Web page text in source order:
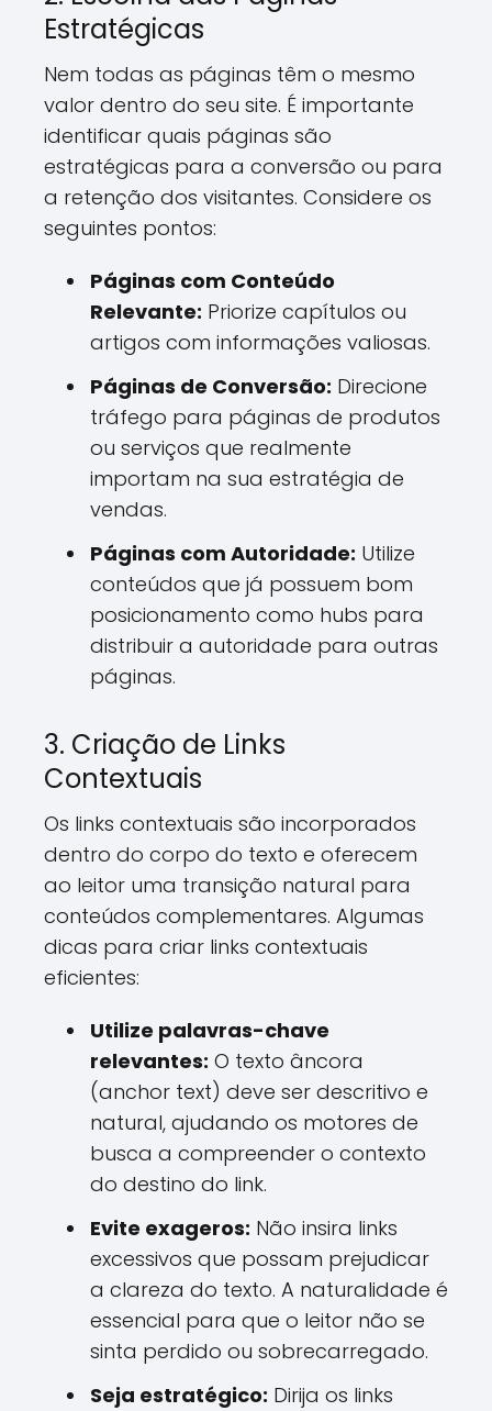
Estratégicas
Nem todas as páginas têm o mesmo
valor dentro do seu site. É importante
identificar quais páginas são
estratégicas para a conversão ou para
a retenção dos visitantes. Considere os
seguintes pontos:
Páginas com Conteúdo
Relevante: Priorize capítulos ou
artigos com informações valiosas.
Páginas de Conversão: Direcione
tráfego para páginas de produtos
ou serviços que realmente
importam na sua estratégia de
vendas.
Páginas com Autoridade: Utilize
conteúdos que já possuem bom
posicionamento como hubs para
distribuir a autoridade para outras
páginas.
3. Criação de Links
Contextuais
Os links contextuais são incorporados
dentro do corpo do texto e oferecem
ao leitor uma transição natural para
conteúdos complementares. Algumas
dicas para criar links contextuais
eficientes:
Utilize palavras-chave
relevantes: O texto âncora
(anchor text) deve ser descritivo e
natural, ajudando os motores de
busca a compreender o contexto
do destino do link.
Evite exageros: Não insira links
excessivos que possam prejudicar
a clareza do texto. A naturalidade é
essencial para que o leitor não se
sinta perdido ou sobrecarregado.
Seja estratégico: Dirija os links